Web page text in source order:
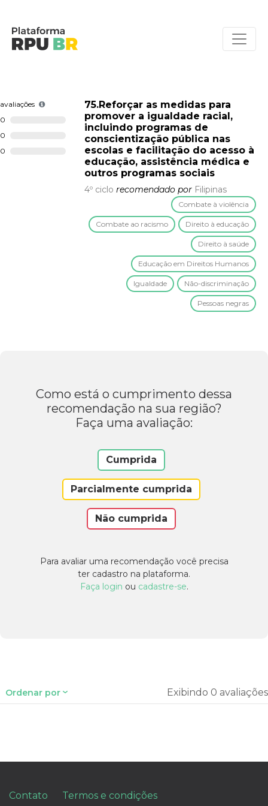
avaliações
0
0
0
75.Reforçar as medidas para
promover a igualdade racial,
incluindo programas de
conscientização pública nas
escolas e facilitação do acesso à
educação, assistência médica e
outros programas sociais
4º ciclo recomendado por Filipinas
Combate à violência
Combate ao racismo Direito à educação
Direito à saúde
Educação em Direitos Humanos
Igualdade Não-discriminação
Pessoas negras
Como está o cumprimento dessa
recomendação na sua região?
Faça uma avaliação:
Cumprida
Parcialmente cumprida
Não cumprida
Para avaliar uma recomendação você precisa
ter cadastro na plataforma.
Faça login ou cadastre-se.
Ordenar por Exibindo 0 avaliações
Contato Termos e condições